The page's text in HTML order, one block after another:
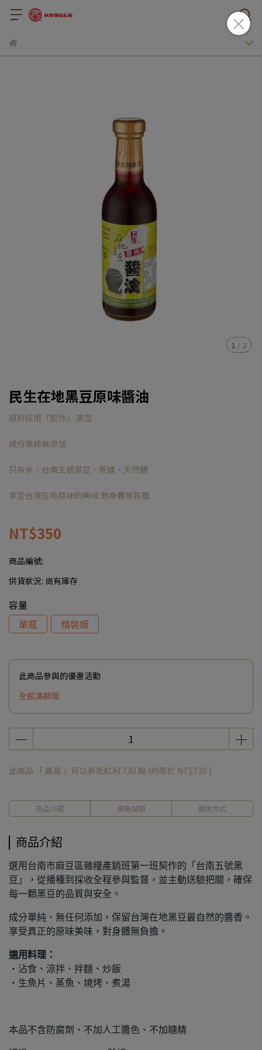
1 / 2
民生在地黑豆原味醬油
原料採用『契作』 黑豆
成分單純無添加
只有水、台南五號黑豆、蔗糖、天然鹽
享受台灣在地原味的美味 對身體無負擔
NT$350
商品編號:
供貨狀況: 尚有庫存
容量
單瓶
精裝版
此商品參與的優惠活動
全館滿額贈
此商品 「 最高 」可以折抵紅利 730 點 (約等於 NT$730 )
商品介紹 規格說明 運送方式
商品介紹
選用台南市麻豆區雜糧產銷班第一班契作的「台南五號黑
豆」，從播種到採收全程參與監督，並主動送驗把關，確保
每一顆黑豆的品質與安全。
成分單純、無任何添加，保留台灣在地黑豆最自然的醬香。
享受真正的原味美味，對身體無負擔。
適用料理：
・沾食、涼拌、拌麵、炒飯
・生魚片、蒸魚、燒烤、煮湯
本品不含防腐劑、不加人工醬色、不加糖精